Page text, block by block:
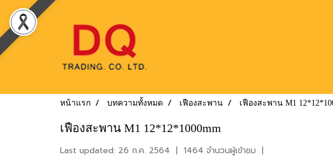
หน้าแรก บทความทั้งหมด เฟืองสะพาน เฟืองสะพาน M1
เฟืองสะพาน M1 12*12*1000mm
Last updated: 26 ก.ค. 2564 | 1464 จำนวนผู้เข้าชม |